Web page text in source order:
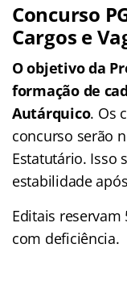
Concurso
Cargos e
O objetivo da
formação de
Autárquico. Os
concurso serão
Estatutário. Isso
estabilidade
Editais reservam
com deficiência.